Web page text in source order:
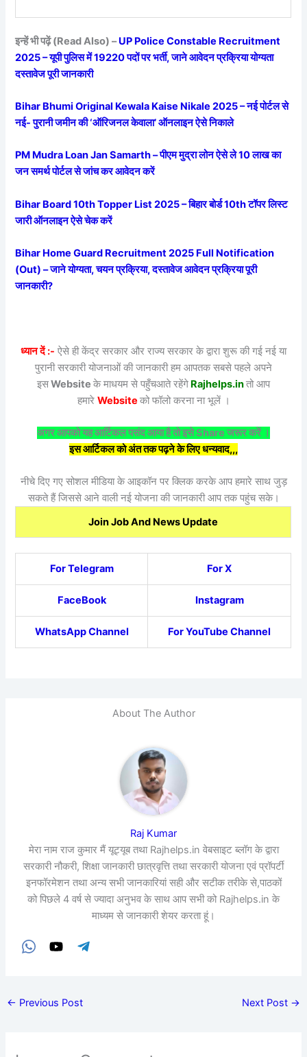
इन्हें भी पढ़ें (Read Also) –UP Police Constable Recruitment
2025 – यूपी पुलिस में 19220 पदों पर भर्ती, जाने आवेदन प्रक्रिया योग्यता
दस्तावेज पूरी जानकारी
Bihar Bhumi Original Kewala Kaise Nikale 2025 – नई पोर्टल से
नई- पुरानी जमीन की ‘ऑरिजनल केवाला’ ऑनलाइन ऐसे निकाले
PM Mudra Loan Jan Samarth – पीएम मुद्रा लोन ऐसे ले 10 लाख का
जन समर्थ पोर्टल से जांच कर आवेदन करें
Bihar Board 10th Topper List 2025 – बिहार बोर्ड 10th टॉपर लिस्ट
जारी ऑनलाइन ऐसे चेक करें
Bihar Home Guard Recruitment 2025 Full Notification
(Out) – जाने योग्यता, चयन प्रक्रिया, दस्तावेज आवेदन प्रक्रिया पूरी
जानकारी?
ध्यान दें :- ऐसे ही केंद्र सरकार और राज्य सरकार के द्वारा शुरू की गई नई या
पुरानी सरकारी योजनाओं की जानकारी हम आपतक सबसे पहले अपने
इसWebsite के माधयम से पहुँचआते रहेंगे Rajhelps.inतो आप
हमारे Website को फॉलो करना ना भूलें ।
अगर आपको यह आर्टिकल पसंद आया है तो इसे Share जरूर करें ।
इस आर्टिकल को अंत तक पढ़ने के लिए धन्यवाद,,,
नीचे दिए गए सोशल मीडिया के आइकॉन पर क्लिक करके आप हमारे साथ जुड़
सकते हैं जिससे आने वाली नई योजना की जानकारी आप तक पहुंच सके।
Join Job And News Update
For Telegram For X
FaceBook Instagram
WhatsApp Channel For YouTube Channel
About The Author
Raj Kumar
मेरा नाम राज कुमार मैं यूट्यूब तथा Rajhelps.in वेबसाइट ब्लॉग के द्वारा
सरकारी नौकरी, शिक्षा जानकारी छात्रवृत्ति तथा सरकारी योजना एवं प्रॉपर्टी
इनफॉरमेशन तथा अन्य सभी जानकारियां सही और सटीक तरीके से,पाठकों
को पिछले 4 वर्ष से ज्यादा अनुभव के साथ आप सभी को Rajhelps.in के
माध्यम से जानकारी शेयर करता हूं।
← Previous Post Next Post →